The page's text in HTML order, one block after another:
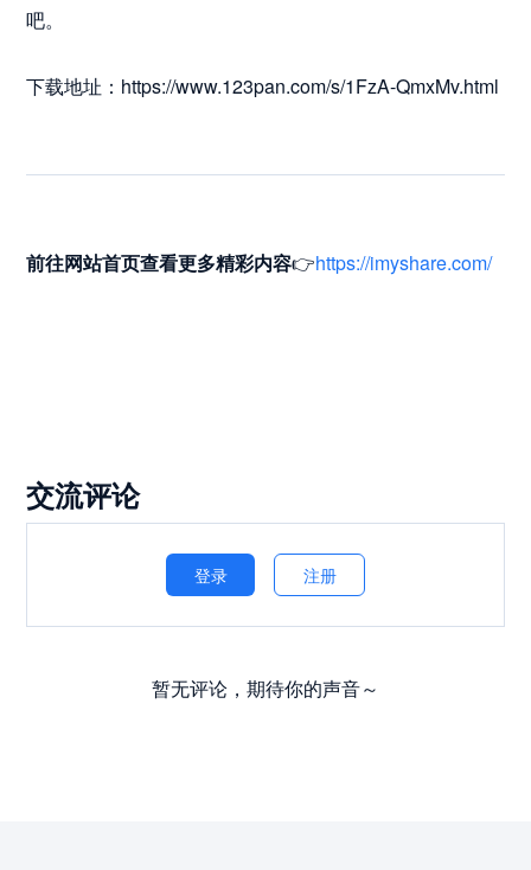
吧。
下载地址：https://www.123pan.com/s/1FzA-QmxMv.html
前往网站首页查看更多精彩内容👉https://imyshare.com/
交流评论
登录 注册
暂无评论，期待你的声音～